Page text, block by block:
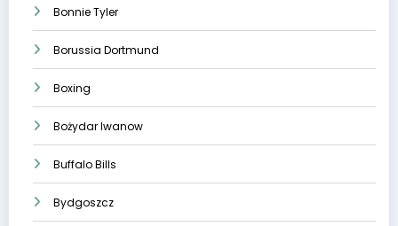
Bonnie Tyler
Borussia Dortmund
Boxing
Bożydar Iwanow
Buffalo Bills
Bydgoszcz